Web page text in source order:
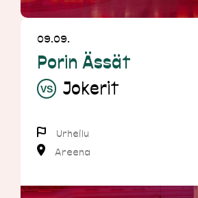
09.09.
Porin Ässät
Jokerit
Urheilu
Areena